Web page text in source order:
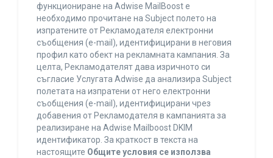
функциониране на Adwise MailBoost е
необходимо прочитане на Subject полето на
изпратените от Рекламодателя електронни
съобщения (e-mail), идентифицирани в неговия
профил като обект на рекламната кампания. За
целта, Рекламодателят дава изричното си
съгласие Услугата Adwise да анализира Subject
полетата на изпратени от него електронни
съобщения (e-mail), идентифицирани чрез
добавения от Рекламодателя в кампанията за
реализиране на Adwise Mailboost DKIM
идентификатор. За краткост в текста на
настоящите Общите условия се използва